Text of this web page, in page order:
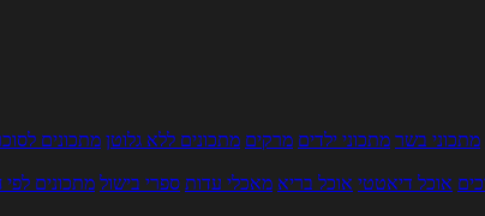
מתכוני בשר מתכוני ילדים מרקים מתכונים ללא גלוטן מתכונים
אוכל דיאטטי אוכל בריא מאכלי עדות ספרי בישול מתכונים לפי